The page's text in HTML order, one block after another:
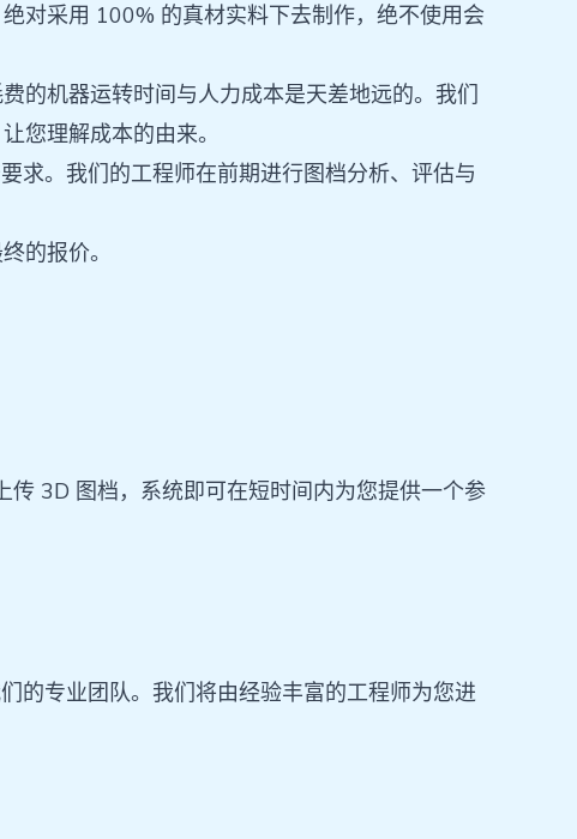
对采用 100% 的真材实料下去制作，绝不使用会
的机器运转时间与人力成本是天差地远的。我们
您理解成本的由来。
求。我们的工程师在前期进行图档分析、评估与
的报价。
3D 图档，系统即可在短时间内为您提供一个参
的专业团队。我们将由经验丰富的工程师为您进